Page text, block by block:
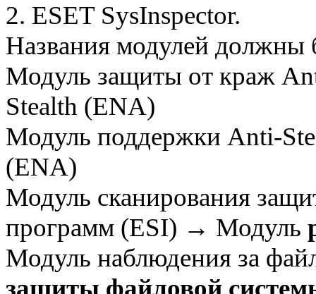
2. ESET SysInspector.
Названия модулей должны
Модуль защиты от краж
Stealth (ENA)
Модуль поддержки Anti-
(ENA)
Модуль сканирования
программ (ESI) → Модуль
Модуль наблюдения за
защиты файловой